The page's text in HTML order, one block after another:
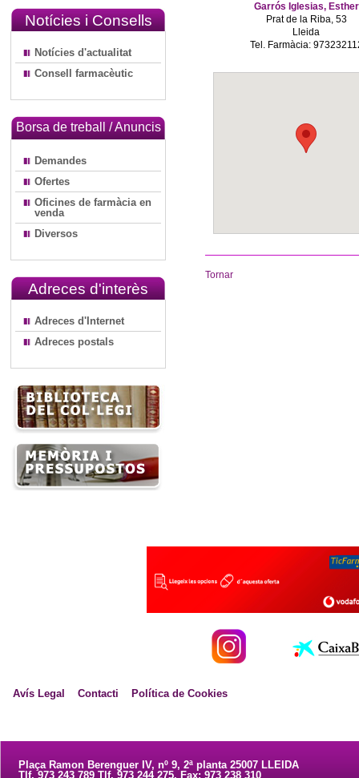
Notícies i Consells
Notícies d'actualitat
Consell farmacèutic
Borsa de treball / Anuncis
Demandes
Ofertes
Oficines de farmàcia en
venda
Diversos
Adreces d'interès
Adreces d'Internet
Adreces postals
Garrós Iglesias, Esther
Prat de la Riba, 53
Lleida
Tel. Farmàcia:
Tornar
Avís Legal Contacti Política de Cookies
Plaça Ramon Berenguer IV, nº 9, 2ª planta 25007 LLEIDA
Tlf. 973 243 789 Tlf. 973 244 275. Fax: 973 238 310